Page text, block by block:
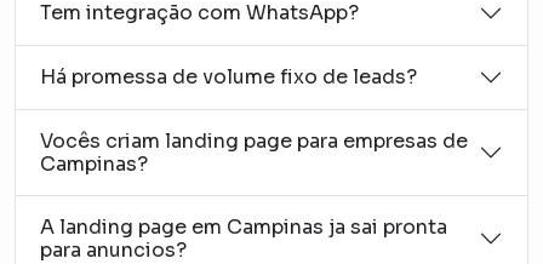
Tem integração com WhatsApp?
Há promessa de volume fixo de leads?
Vocês criam landing page para empresas de
Campinas?
A landing page em Campinas ja sai pronta
para anuncios?